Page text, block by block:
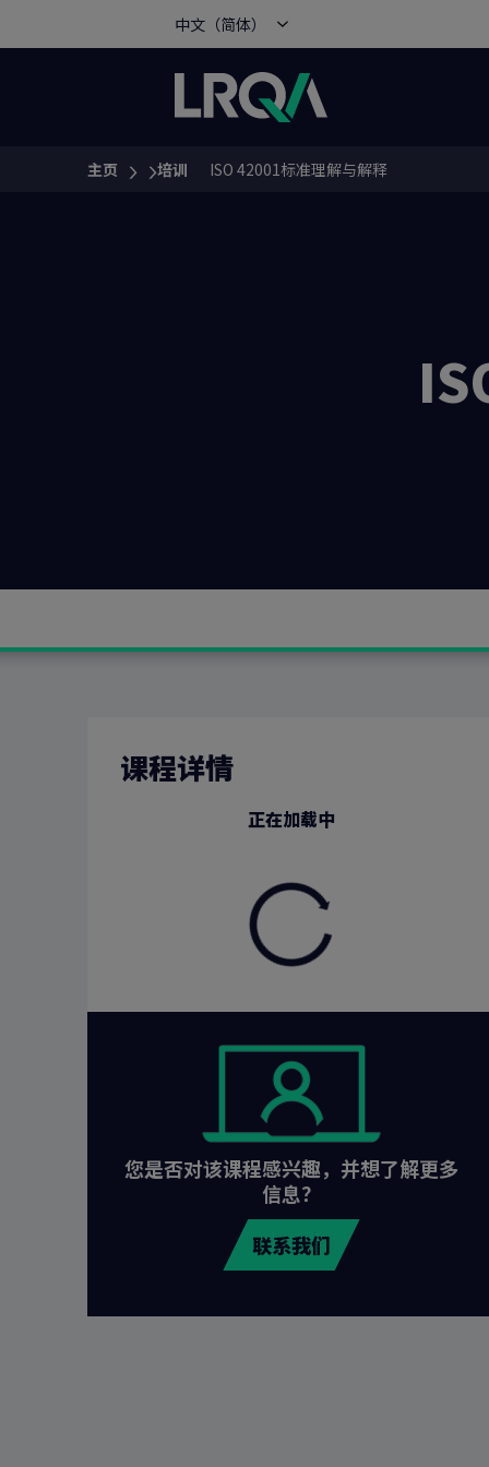
中文（简体）
You are here:主页 培训 ISO 42001标准理解与解释
课程详情
正在加载中
您是否对该课程感兴趣，并想了解更多
信息？
联系我们